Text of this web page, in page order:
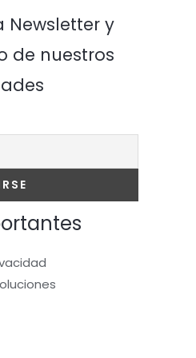
Newsletter y
de nuestros